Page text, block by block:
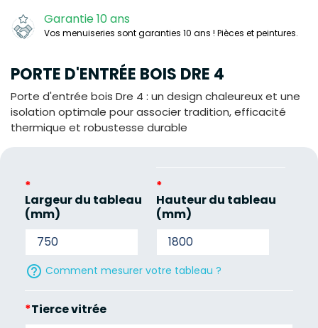
Garantie 10 ans
Vos menuiseries sont garanties 10 ans ! Pièces et peintures.
PORTE D'ENTRÉE BOIS DRE 4
Porte d'entrée bois Dre 4 : un design chaleureux et une
isolation optimale pour associer tradition, efficacité
thermique et robustesse durable
*
Largeur du tableau
(mm)
*
Hauteur du tableau
(mm)
help_outline Comment mesurer votre tableau ?
*Tierce vitrée